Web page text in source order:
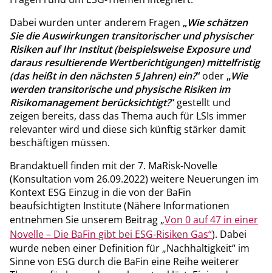
Dabei wurden unter anderem Fragen „Wie schätzen
Sie die Auswirkungen transitorischer und physischer
Risiken auf Ihr Institut (beispielsweise Exposure und
daraus resultierende Wertberichtigungen) mittelfristig
(das heißt in den nächsten 5 Jahren) ein?“ oder „Wie
werden transitorische und physische Risiken im
Risikomanagement berücksichtigt?“ gestellt und
zeigen bereits, dass das Thema auch für LSIs immer
relevanter wird und diese sich künftig stärker damit
beschäftigen müssen.
Brandaktuell finden mit der 7. MaRisk-Novelle
(Konsultation vom 26.09.2022) weitere Neuerungen im
Kontext ESG Einzug in die von der BaFin
beaufsichtigten Institute (Nähere Informationen
entnehmen Sie unserem Beitrag „Von 0 auf 47 in einer
Novelle – Die BaFin gibt bei ESG-Risiken Gas“). Dabei
wurde neben einer Definition für „Nachhaltigkeit“ im
Sinne von ESG durch die BaFin eine Reihe weiterer